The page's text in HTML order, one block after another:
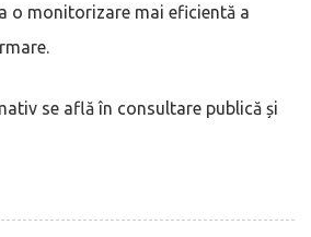
o monitorizare mai eficientă a
se află în consultare publică și